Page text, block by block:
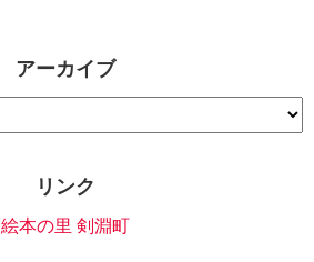
アーカイブ
リンク
絵本の里 剣淵町